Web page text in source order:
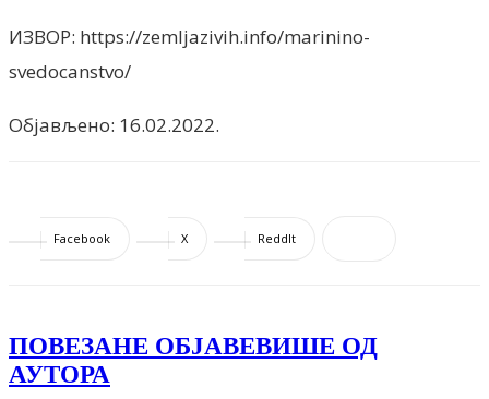
ИЗВОР: https://zemljazivih.info/marinino-
svedocanstvo/
Објављено: 16.02.2022.
Facebook X ReddIt
ПОВЕЗАНЕ ОБЈАВЕВИШЕ ОД
АУТОРА